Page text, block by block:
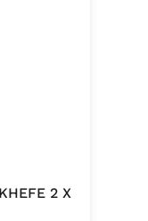
2 X